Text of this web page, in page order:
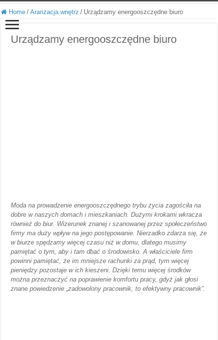
Home / Aranżacja wnętrz / Urządzamy energooszczędne biuro
Urządzamy energooszczędne biuro
Moda na prowadzenie energooszczędnego trybu życia zagościła na
dobre w naszych domach i mieszkaniach. Dużymi krokami wkracza
również do biur. Wizerunek znanej i szanowanej przez społeczeństwo
firmy ma duży wpływ na jego postępowanie. Nierzadko zdarza się, że
w biurze spędzamy więcej czasu niż w domu, dlatego musimy
pamiętać o tym, aby i tam dbać o środowisko. A właściciele firm
powinni pamiętać, że im mniejsze rachunki za prąd, tym więcej
pieniędzy pozostaje w ich kieszeni. Dzięki temu więcej środków
można przeznaczyć na poprawienie komfortu pracy, gdyż jak głosi
znane powiedzenie „zadowolony pracownik, to efektywny pracownik”.